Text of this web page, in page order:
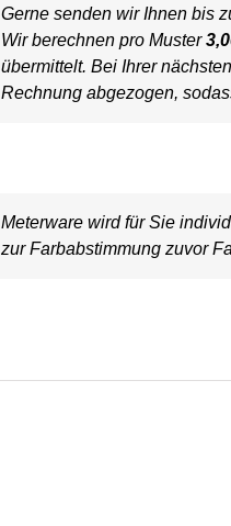
Gerne senden wir Ihnen bis
Wir berechnen pro Muster
übermittelt. Bei Ihrer
Rechnung abgezogen,
Meterware wird für Sie
zur Farbabstimmung zuvor